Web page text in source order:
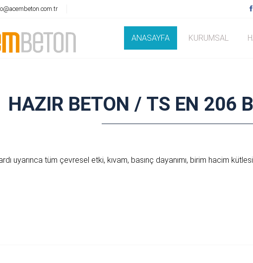
ANASAYFA KURUMSAL
HAZIR BETON / TS EN 206
uyarınca tüm çevresel etki, kıvam, basınç dayanımı, birim hacim